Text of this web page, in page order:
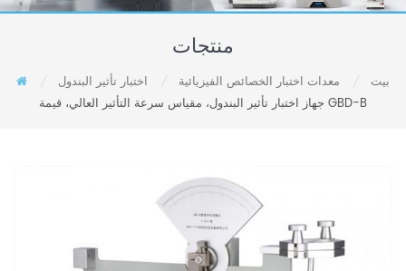
منتجات
بيت معدات اختبار الخصائص الفيزيائية اختبار تأثير البندول
جهاز اختبار تأثير البندول، مقياس سرعة التأثير العالي، قيمة GBD-B